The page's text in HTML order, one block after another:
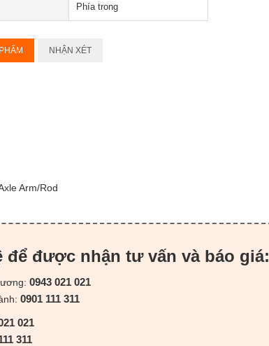
Phía trong
NHẬN XÉT
Arm/Rod
để được nhận tư vấn và báo giá:
0943 021 021
0901 111 311
021
311